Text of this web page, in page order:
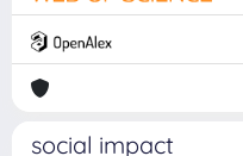
social impact